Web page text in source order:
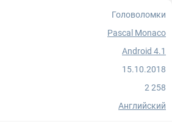
Головоломки
Pascal Monaco
Android 4.1
15.10.2018
2 258
Английский